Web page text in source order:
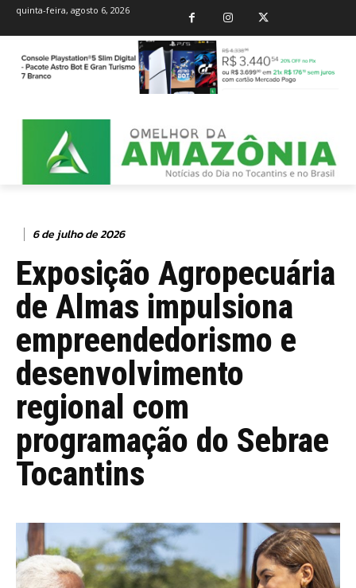
quinta-feira, agosto 6, 2026
6 de julho de 2026
Exposição Agropecuária
de Almas impulsiona
empreendedorismo e
desenvolvimento
regional com
programação do Sebrae
Tocantins